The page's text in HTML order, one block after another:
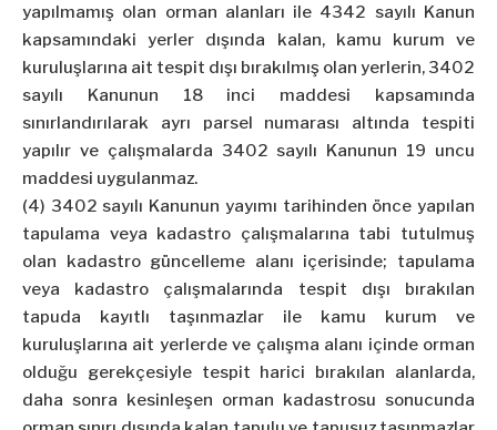
yapılmamış olan orman alanları ile 4342 sayılı Kanun
kapsamındaki yerler dışında kalan, kamu kurum ve
kuruluşlarına ait tespit dışı bırakılmış olan yerlerin, 3402
sayılı Kanunun 18 inci maddesi kapsamında
sınırlandırılarak ayrı parsel numarası altında tespiti
yapılır ve çalışmalarda 3402 sayılı Kanunun 19 uncu
maddesi uygulanmaz.
(4) 3402 sayılı Kanunun yayımı tarihinden önce yapılan
tapulama veya kadastro çalışmalarına tabi tutulmuş
olan kadastro güncelleme alanı içerisinde; tapulama
veya kadastro çalışmalarında tespit dışı bırakılan
tapuda kayıtlı taşınmazlar ile kamu kurum ve
kuruluşlarına ait yerlerde ve çalışma alanı içinde orman
olduğu gerekçesiyle tespit harici bırakılan alanlarda,
daha sonra kesinleşen orman kadastrosu sonucunda